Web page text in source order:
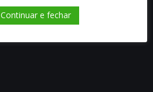
Continuar e fechar